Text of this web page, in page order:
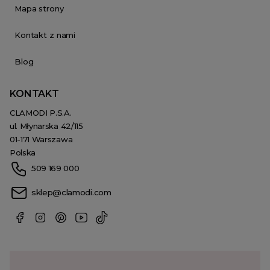
Mapa strony
Kontakt z nami
Blog
KONTAKT
CLAMODI P.S.A.
ul. Młynarska 42/115
01-171 Warszawa
Polska
509 169 000
sklep@clamodi.com